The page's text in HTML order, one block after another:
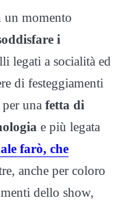
un momento
i
legati a socialità ed
di festeggiamenti
una fetta di
e più legata
farò, che
anche per coloro
dello show,